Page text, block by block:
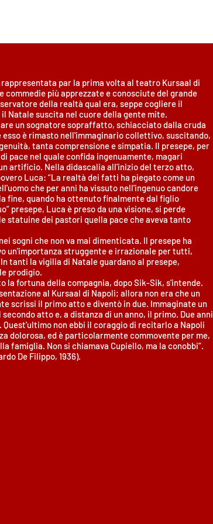
rappresentata par la prima volta al teatro Kursaal di
commedie più apprezzate e conosciute del grande
della realtà qual era, seppe cogliere il
Natale suscita nel cuore della gente mite.
un sognatore sopraffatto, schiacciato dalla cruda
è rimasto nell'immaginario collettivo, suscitando,
tanta comprensione e simpatia. Il presepe, per
pace nel quale confida ingenuamente, magari
artificio. Nella didascalia all'inizio del terzo atto,
Luca: “La realtà dei fatti ha piegato come un
che per anni ha vissuto nell'ingenuo candore
fine, quando ha ottenuto finalmente dal figlio
presepe, Luca è preso da una visione, si perde
statuine dei pastori quella pace che aveva tanto
sogni che non va mai dimenticata. Il presepe ha
un'importanza struggente e irrazionale per tutti,
tanti la vigilia di Natale guardano al presepe,
prodigio.
la fortuna della compagnia, dopo Sik-Sik, s'intende.
al Kursaal di Napoli; allora non era che un
scrissi il primo atto e diventò in due. Immaginate un
atto e, a distanza di un anno, il primo. Due anni
non ebbi il coraggio di recitarlo a Napoli
dolorosa, ed è particolarmente commovente per me,
famiglia. Non si chiamava Cupiello, ma la conobbi”.
De Filippo, 1936).